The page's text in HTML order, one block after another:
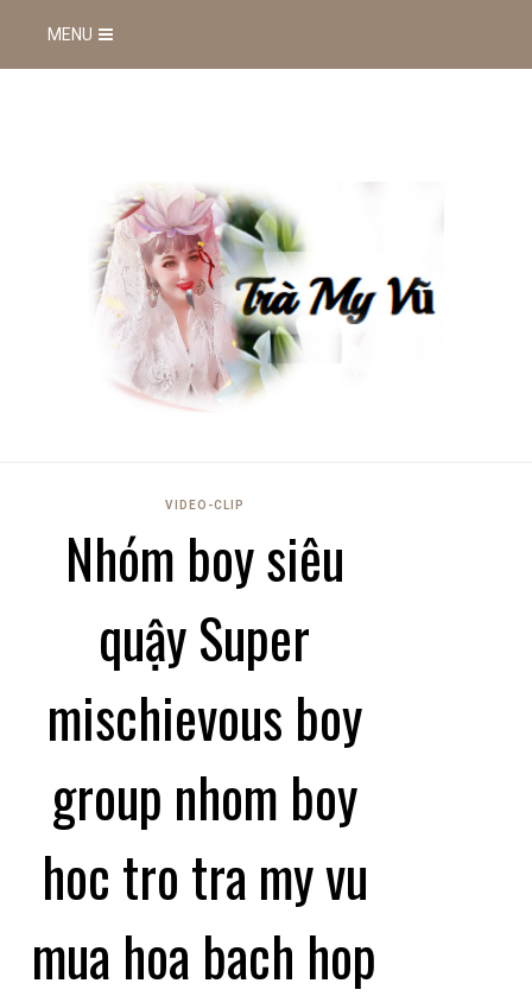
MENU
VIDEO-CLIP
Nhóm boy siêu
quậy Super
mischievous boy
group nhom boy
hoc tro tra my vu
mua hoa bach hop